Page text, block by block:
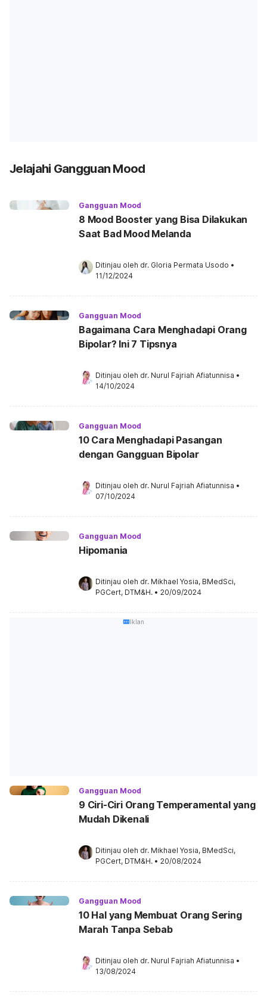
Jelajahi Gangguan Mood
Gangguan Mood
8 Mood Booster yang Bisa Dilakukan
Saat Bad Mood Melanda
Ditinjau oleh dr. Gloria Permata Usodo •
11/12/2024
Gangguan Mood
Bagaimana Cara Menghadapi Orang
Bipolar? Ini 7 Tipsnya
Ditinjau oleh dr. Nurul Fajriah Afiatunnisa •
14/10/2024
Gangguan Mood
10 Cara Menghadapi Pasangan
dengan Gangguan Bipolar
Ditinjau oleh dr. Nurul Fajriah Afiatunnisa •
07/10/2024
Gangguan Mood
Hipomania
Ditinjau oleh dr. Mikhael Yosia, BMedSci,
PGCert, DTM&H. • 20/09/2024
Iklan
Gangguan Mood
9 Ciri-Ciri Orang Temperamental yang
Mudah Dikenali
Ditinjau oleh dr. Mikhael Yosia, BMedSci,
PGCert, DTM&H. • 20/08/2024
Gangguan Mood
10 Hal yang Membuat Orang Sering
Marah Tanpa Sebab
Ditinjau oleh dr. Nurul Fajriah Afiatunnisa •
13/08/2024